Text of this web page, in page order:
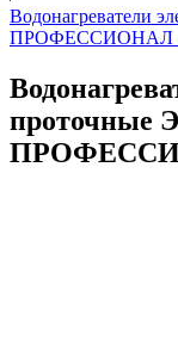
Водонагреватели
ПРОФЕССИОНАЛ в